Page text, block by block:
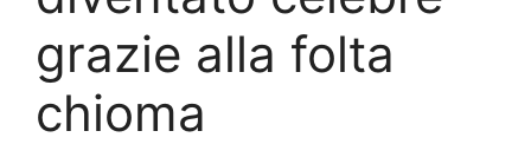
grazie alla folta
chioma